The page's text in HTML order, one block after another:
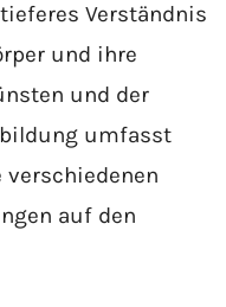
Verständnis
und ihre
und der
umfasst
auf den